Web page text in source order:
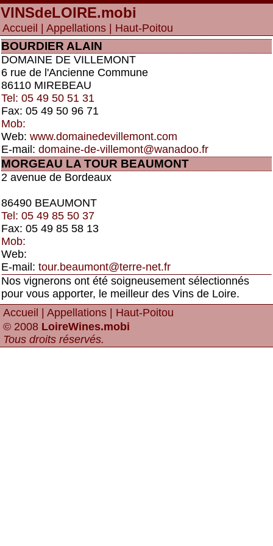
VINSdeLOIRE.mobi
Accueil Appellations | Haut-Poitou
BOURDIER ALAIN
DOMAINE DE VILLEMONT
6 rue de l'Ancienne Commune
86110 MIREBEAU
Tel: 05 49 50 51 31
Fax: 05 49 50 96 71
Mob:
Web: www.domainedevillemont.com
E-mail: domaine-de-villemont@wanadoo.fr
MORGEAU LA TOUR BEAUMONT
2 avenue de Bordeaux
86490 BEAUMONT
Tel: 05 49 85 50 37
Fax: 05 49 85 58 13
Mob:
Web:
E-mail: tour.beaumont@terre-net.fr
Nos vignerons ont été soigneusement sélectionnés
pour vous apporter, le meilleur des Vins de Loire.
Accueil
Appellations
| Haut-Poitou
© 2008 LoireWines.mobi
Tous droits réservés.